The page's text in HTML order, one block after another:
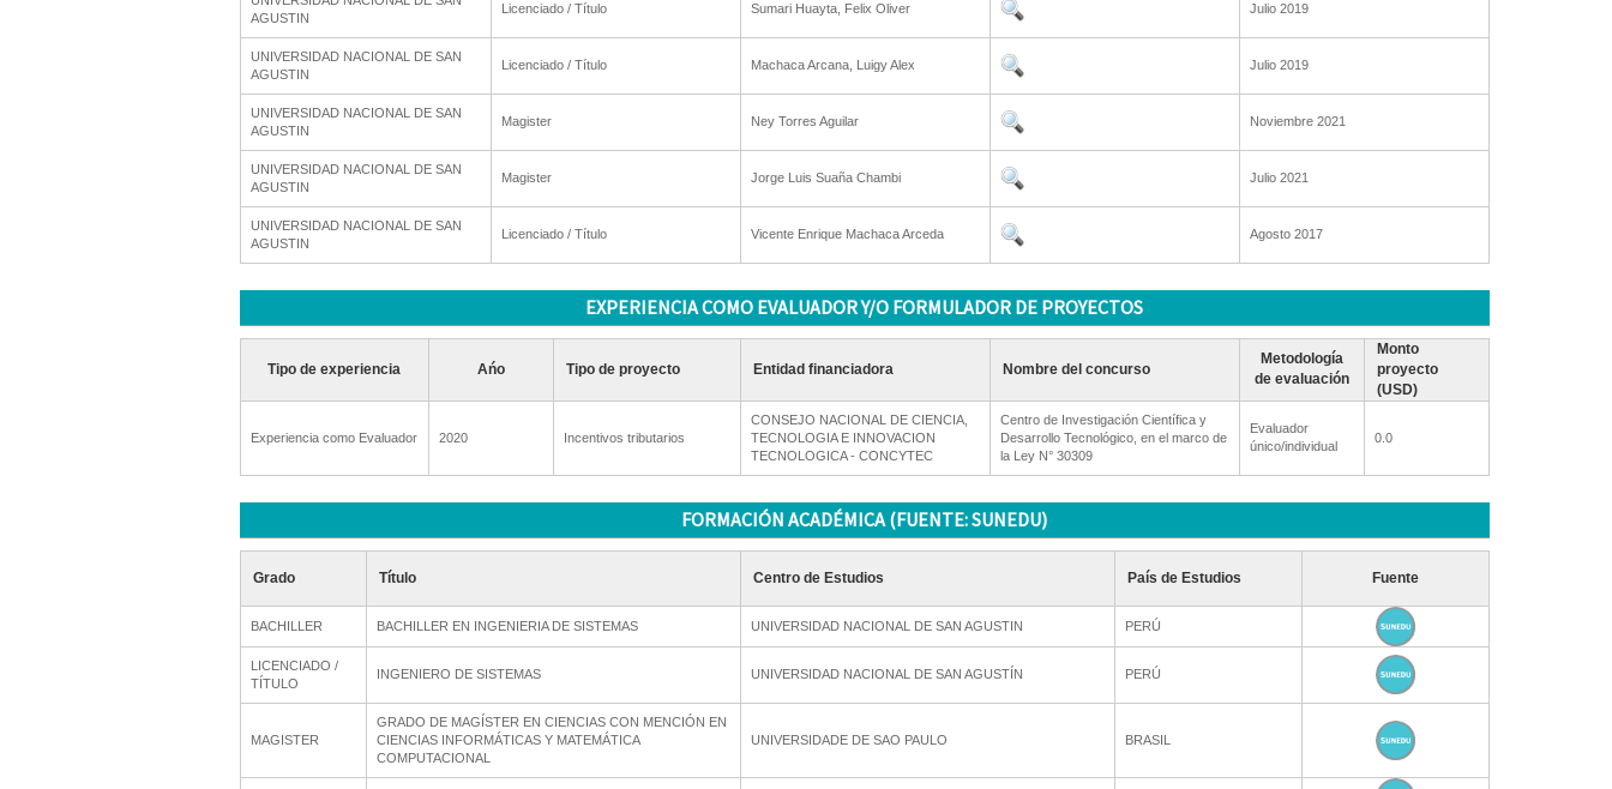
AGUSTIN
Licenciado / Título Sumari Huayta, Felix Oliver Julio 2019
UNIVERSIDAD NACIONAL DE SAN
AGUSTIN
Licenciado / Título Machaca Arcana, Luigy Alex Julio 2019
UNIVERSIDAD NACIONAL DE SAN
AGUSTIN
Magister Ney Torres Aguilar Noviembre 2021
UNIVERSIDAD NACIONAL DE SAN
AGUSTIN
Magister Jorge Luis Suaña Chambi Julio 2021
UNIVERSIDAD NACIONAL DE SAN
AGUSTIN
Licenciado / Título Vicente Enrique Machaca Arceda Agosto 2017
EXPERIENCIA COMO EVALUADOR Y/O FORMULADOR DE PROYECTOS
Tipo de experiencia Ańo Tipo de proyecto Entidad financiadora Nombre del concurso
Metodología
de evaluación
Monto
proyecto
(USD)
Experiencia como Evaluador 2020 Incentivos tributarios
CONSEJO NACIONAL DE CIENCIA,
TECNOLOGIA E INNOVACION
TECNOLOGICA - CONCYTEC
Centro de Investigación Científica y
Desarrollo Tecnológico, en el marco de
la Ley N° 30309
Evaluador
único/individual
0.0
FORMACIÓN ACADÉMICA (FUENTE: SUNEDU)
Grado Título Centro de Estudios País de Estudios Fuente
BACHILLER BACHILLER EN INGENIERIA DE SISTEMAS UNIVERSIDAD NACIONAL DE SAN AGUSTIN PERÚ
LICENCIADO /
TÍTULO
INGENIERO DE SISTEMAS UNIVERSIDAD NACIONAL DE SAN AGUSTÍN PERÚ
MAGISTER
GRADO DE MAGÍSTER EN CIENCIAS CON MENCIÓN EN
CIENCIAS INFORMÁTICAS Y MATEMÁTICA
COMPUTACIONAL
UNIVERSIDADE DE SAO PAULO BRASIL